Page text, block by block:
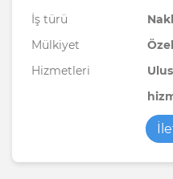
İş türü
Mülkiyet
Özel
Hizmetleri